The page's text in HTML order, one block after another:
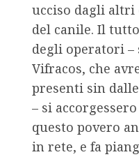
ucciso dagli altri
del canile. Il
degli operatori
Vifracos, che
presenti sin
– si
questo povero
in rete, e fa